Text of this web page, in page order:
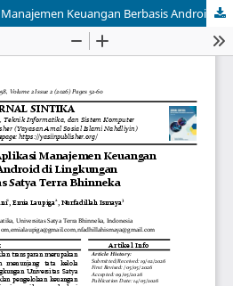
Pengembangan Aplikasi Manajemen Keuangan Berbasis Android di Lingkungan Universitas Satya Terra Bhinneka